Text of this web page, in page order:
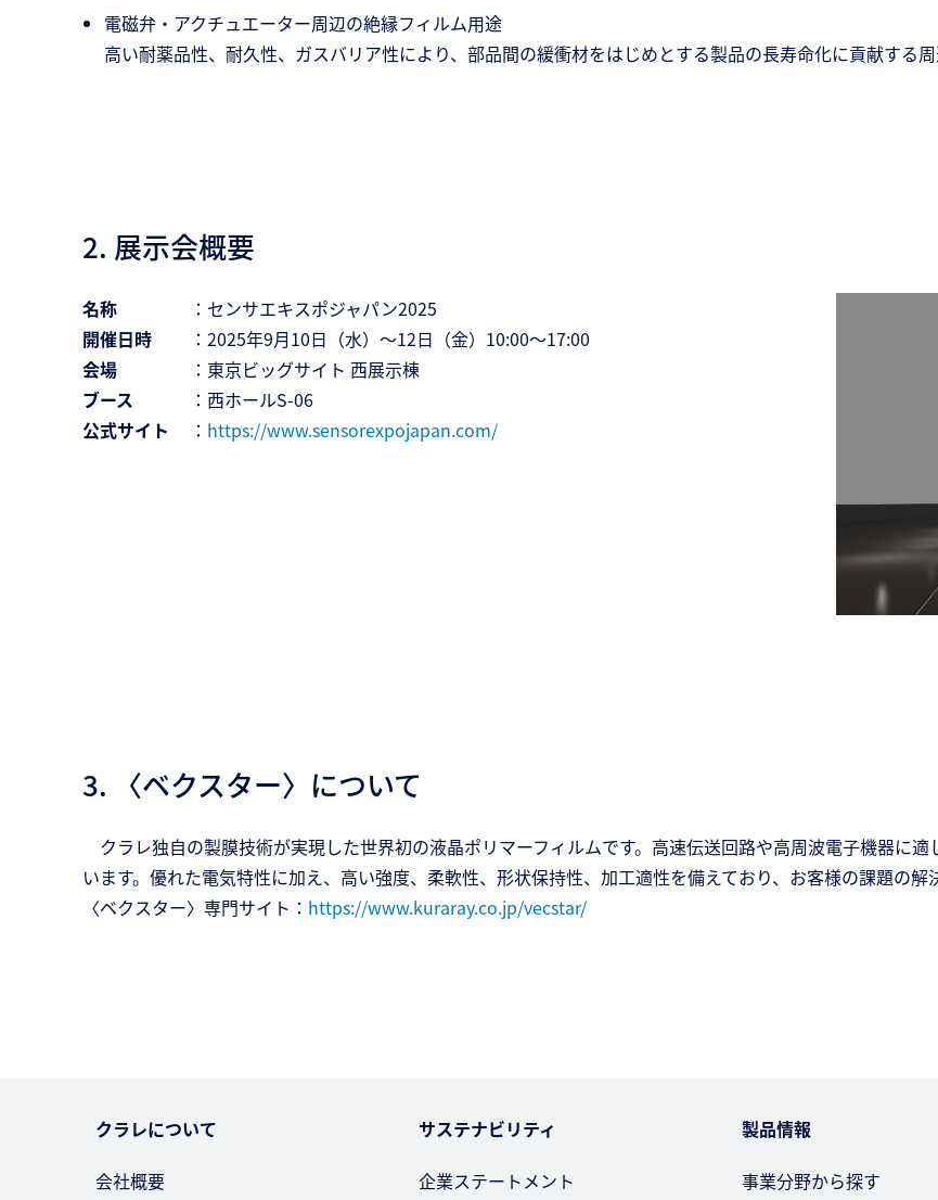
電磁弁・アクチュエーター周辺の絶縁フィルム用途
高い耐薬品性、耐久性、ガスバリア性により、部品間の緩衝材をはじめとする製品の長寿命化に貢献する周
2. 展示会概要
名称
：センサエキスポジャパン2025
開催日時
：2025年9月10日（水）～12日（金）10:00～17:00
会場
：東京ビッグサイト 西展示棟
ブース
：西ホールS-06
公式サイト
： https://www.sensorexpojapan.com/
3. 〈ベクスター〉について
クラレ独自の製膜技術が実現した世界初の液晶ポリマーフィルムです。高速伝送回路や高周波電子機器に
います。優れた電気特性に加え、高い強度、柔軟性、形状保持性、加工適性を備えており、お客様の課題の解
〈ベクスター〉専門サイト： https://www.kuraray.co.jp/vecstar/
クラレについて
会社概要
サステナビリティ
企業ステートメント
製品情報
事業分野から探す